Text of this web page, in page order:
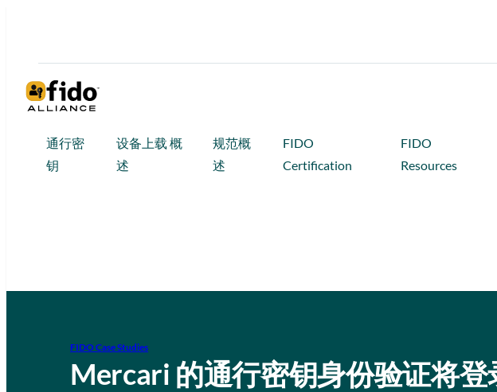
通行密
钥
设备上载 概
述
规范概
述
FIDO
Certification
FIDO
Resources
FIDO Case Studies
Mercari 的通行密钥身份验证将登